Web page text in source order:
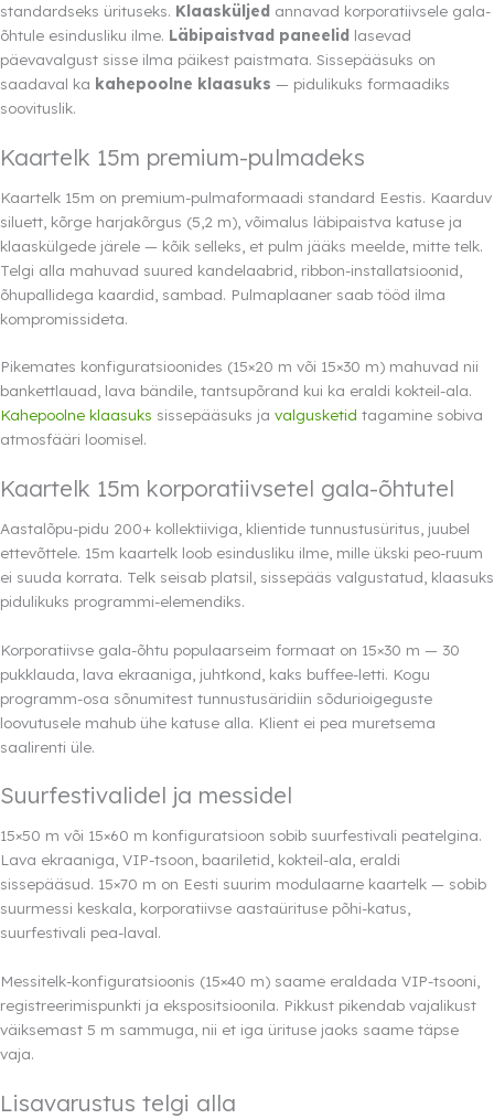
standardseks ürituseks. Klaasküljed annavad korporatiivsele gala-
õhtule esindusliku ilme. Läbipaistvad paneelid lasevad
päevavalgust sisse ilma päikest paistmata. Sissepääsuks on
saadaval ka kahepoolne klaasuks — pidulikuks formaadiks
soovituslik.
Kaartelk 15m premium-pulmadeks
Kaartelk 15m on premium-pulmaformaadi standard Eestis. Kaarduv
siluett, kõrge harjakõrgus (5,2 m), võimalus läbipaistva katuse ja
klaaskülgede järele — kõik selleks, et pulm jääks meelde, mitte telk.
Telgi alla mahuvad suured kandelaabrid, ribbon-installatsioonid,
õhupallidega kaardid, sambad. Pulmaplaaner saab tööd ilma
kompromissideta.
Pikemates konfiguratsioonides (15×20 m või 15×30 m) mahuvad nii
bankettlauad, lava bändile, tantsupõrand kui ka eraldi kokteil-ala.
Kahepoolne klaasuks sissepääsuks ja valgusketid tagamine sobiva
atmosfääri loomisel.
Kaartelk 15m korporatiivsetel gala-õhtutel
Aastalõpu-pidu 200+ kollektiiviga, klientide tunnustusüritus, juubel
ettevõttele. 15m kaartelk loob esindusliku ilme, mille ükski peo-ruum
ei suuda korrata. Telk seisab platsil, sissepääs valgustatud, klaasuks
pidulikuks programmi-elemendiks.
Korporatiivse gala-õhtu populaarseim formaat on 15×30 m — 30
pukklauda, lava ekraaniga, juhtkond, kaks buffee-letti. Kogu
programm-osa sõnumitest tunnustusäridiin sõdurioigeguste
loovutusele mahub ühe katuse alla. Klient ei pea muretsema
saalirenti üle.
Suurfestivalidel ja messidel
15×50 m või 15×60 m konfiguratsioon sobib suurfestivali peatelgina.
Lava ekraaniga, VIP-tsoon, baariletid, kokteil-ala, eraldi
sissepääsud. 15×70 m on Eesti suurim modulaarne kaartelk — sobib
suurmessi keskala, korporatiivse aastaürituse põhi-katus,
suurfestivali pea-laval.
Messitelk-konfiguratsioonis (15×40 m) saame eraldada VIP-tsooni,
registreerimispunkti ja ekspositsioonila. Pikkust pikendab vajalikust
väiksemast 5 m sammuga, nii et iga ürituse jaoks saame täpse
vaja.
Lisavarustus telgi alla